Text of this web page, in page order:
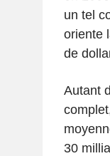
un tel
oriente
de
Autant
30